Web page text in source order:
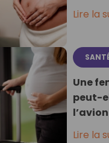
Lire la
Une
peut-
Lire la